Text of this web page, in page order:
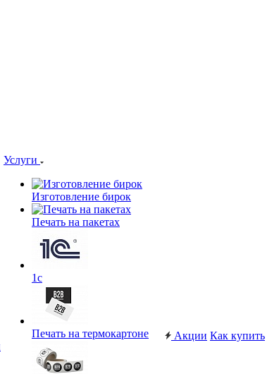
Услуги
Изготовление бирок
Печать на пакетах
1c
Печать на термокартоне Акции Как купить